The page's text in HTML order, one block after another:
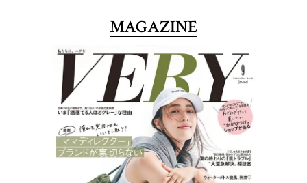
MAGAZINE